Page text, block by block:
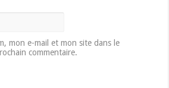
mon e-mail et mon site dans le
commentaire.